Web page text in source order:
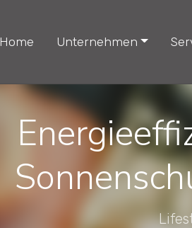
Home Unternehmen